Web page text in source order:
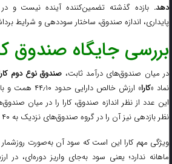
دهد.بازده گذشته تضمین‌کننده آینده نیست و در
پایداری، اندازه صندوق، ساختار سوددهی و شرایط
بررسی جایگاه صندوق
در میان صندوق‌های درآمد ثابت، صندوق نوع دوم کارا
نماد « کارا
این عدد از نظر اندازه صندوق، کارا را در میان
نظر بازدهی نیز آن را در گروه صندوق‌های نزدیک به ۴۰ درصد نگه می‌دارد.
ویژگی مهم کارا این است که سود آن به‌صورت
ماهانه ندارد؛ یعنی سود به‌جای واریز دوره‌ای،